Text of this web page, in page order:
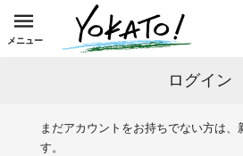
メニュー
ログイン
まだアカウントをお持ちでない方は、
す。